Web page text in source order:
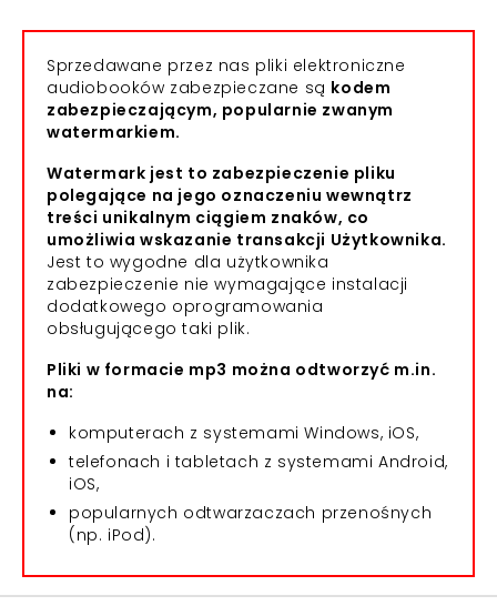
Sprzedawane przez nas pliki elektroniczne
audiobooków zabezpieczane są kodem
zabezpieczającym, popularnie zwanym
watermarkiem.
Watermark jest to zabezpieczenie pliku
polegające na jego oznaczeniu wewnątrz
treści unikalnym ciągiem znaków, co
umożliwia wskazanie transakcji Użytkownika.
Jest to wygodne dla użytkownika
zabezpieczenie nie wymagające instalacji
dodatkowego oprogramowania
obsługującego taki plik.
Pliki w formacie mp3 można odtworzyć m.in.
na:
komputerach z systemami Windows, iOS,
telefonach i tabletach z systemami Android,
iOS,
popularnych odtwarzaczach przenośnych
(np. iPod).